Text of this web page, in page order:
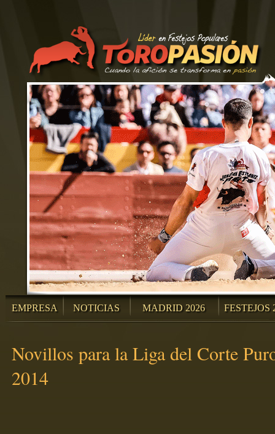
EMPRESA NOTICIAS MADRID 2026 FESTEJOS
Novillos para la Liga del Corte
2014